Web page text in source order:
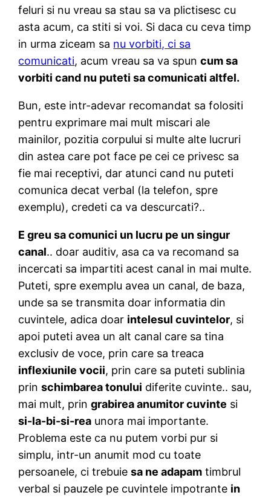
feluri si nu vreau sa stau sa va plictisesc cu
asta acum, ca stiti si voi. Si daca cu ceva timp
in urma ziceam sa nu vorbiti, ci sa
comunicati, acum vreau sa va spuncum sa
vorbiti cand nu puteti sa comunicati altfel.
Bun, este intr-adevar recomandat sa folositi
pentru exprimare mai mult miscari ale
mainilor, pozitia corpului si multe alte lucruri
din astea care pot face pe cei ce privesc sa
fie mai receptivi, dar atunci cand nu puteti
comunica decat verbal (la telefon, spre
exemplu), credeti ca va descurcati?..
E greu sa comunici un lucru pe un singur
canal.. doar auditiv, asa ca va recomand sa
incercati sa impartiti acest canal in mai multe.
Puteti, spre exemplu avea un canal, de baza,
unde sa se transmita doar informatia din
cuvintele, adica doar intelesul cuvintelor, si
apoi puteti avea un alt canal care sa tina
exclusiv de voce, prin care sa treaca
inflexiunile vocii, prin care sa puteti sublinia
prinschimbarea tonului diferite cuvinte.. sau,
mai mult, pringrabirea anumitor cuvinte si
si-la-bi-si-rea unora mai importante.
Problema este ca nu putem vorbi pur si
simplu, intr-un anumit mod cu toate
persoanele, ci trebuiesa ne adapam timbrul
verbal si pauzele pe cuvintele impotrante in